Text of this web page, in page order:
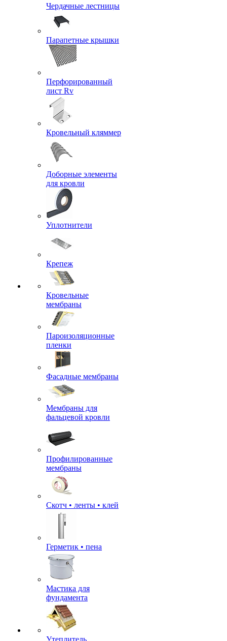
Чердачные лестницы
Парапетные крышки
Перфорированный
лист Rv
Кровельный кляммер
Доборные элементы
для кровли
Уплотнители
Крепеж
Кровельные
мембраны
Пароизоляционные
пленки
Фасадные мембраны
Мембраны для
фальцевой кровли
Профилированные
мембраны
Скотч • ленты • клей
Герметик • пена
Мастика для
фундамента
Утеплитель